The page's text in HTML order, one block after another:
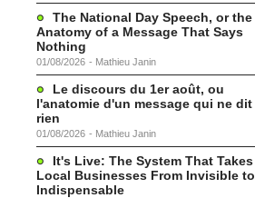
The National Day Speech, or the
Anatomy of a Message That Says
Nothing
01/08/2026 - Mathieu Janin
Le discours du 1er août, ou
l'anatomie d'un message qui ne dit
rien
01/08/2026 - Mathieu Janin
It's Live: The System That Takes
Local Businesses From Invisible to
Indispensable